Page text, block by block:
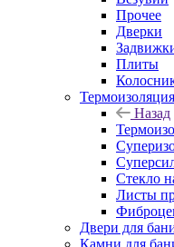
Прочее
Дверки
Плиты
Термоизоляция
Назад
Стекло
Листы
Двери для
Камни для